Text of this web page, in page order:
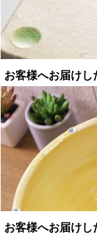
お客様へお届けし
お客様へお届けし